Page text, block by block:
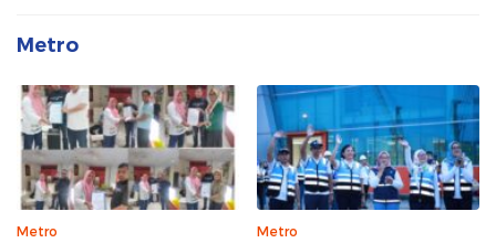
Metro
Metro Metro